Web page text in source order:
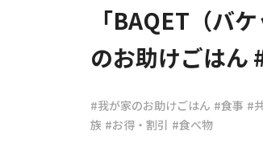
「BAQET（バ
のお助けごはん
#我が家のお助けごはん #食事 #
族 #お得・割引 #食べ物